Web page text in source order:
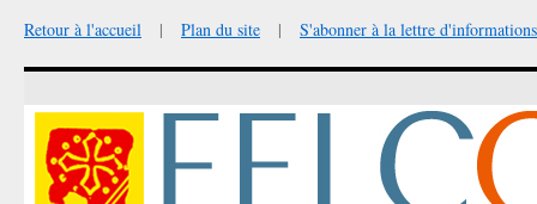
Retour à l'accueil | Plan du site | S'abonner à la lettre d'informations